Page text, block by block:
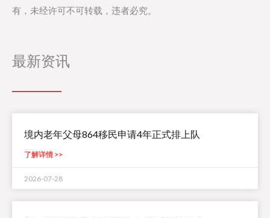
有，未经许可不可转载，违者必究。
最新资讯
境内老年父母864移民申请4年正式排上队
了解详情 >>
2026-07-28